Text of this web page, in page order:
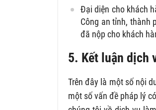
Đại diện cho khách
Công an tỉnh, thành
đã nộp cho khách
5. Kết luận dịch
Trên đây là một số nội
một số vấn đề pháp lý